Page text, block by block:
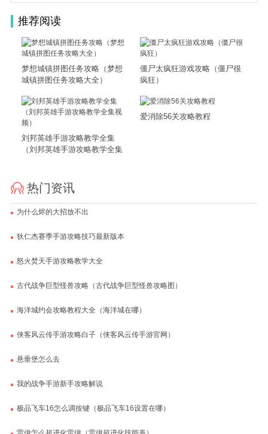
推荐阅读
梦想城镇拼图任务攻略（梦想
城镇拼图任务攻略大全）
僵尸太疯狂游戏攻略（僵尸很
疯狂）
刘邦英雄手游攻略教学全集
（刘邦英雄手游攻略教学全集
爱消除56关攻略教程
热门资讯
为什么烬的大招放不出
狄仁杰赛季手游攻略技巧最新版本
怒火焚天手游攻略教学大全
古代战争巨型怪兽攻略（古代战争巨型怪兽攻略图）
海洋城约会攻略教程大全（海洋城在哪）
侠客风云传手游攻略白子（侠客风云传手游官网）
悬垂堡怎么去
我的战争手游新手攻略解说
极品飞车16怎么调按键（极品飞车16设置在哪）